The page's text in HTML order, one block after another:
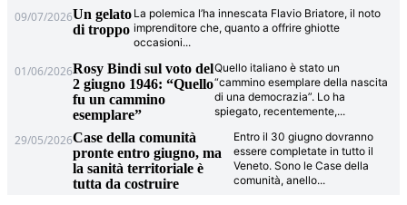
09/07/2026Un gelato
di troppo
La polemica l’ha innescata Flavio Briatore, il noto
imprenditore che, quanto a offrire ghiotte
occasioni...
01/06/2026Rosy Bindi sul voto del
2 giugno 1946: “Quello
fu un cammino
esemplare”
Quello italiano è stato un
“cammino esemplare della nascita
di una democrazia”. Lo ha
spiegato, recentemente,...
29/05/2026Case della comunità
pronte entro giugno, ma
la sanità territoriale è
tutta da costruire
Entro il 30 giugno dovranno
essere completate in tutto il
Veneto. Sono le Case della
comunità, anello...